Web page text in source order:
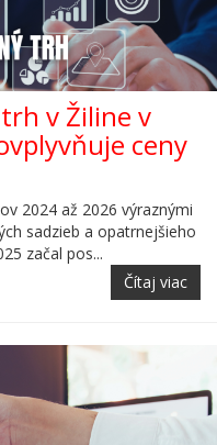
v Žiline v
ceny
2024 až 2026 výraznými
sadzieb a opatrnejšieho
začal pos...
Čítaj viac